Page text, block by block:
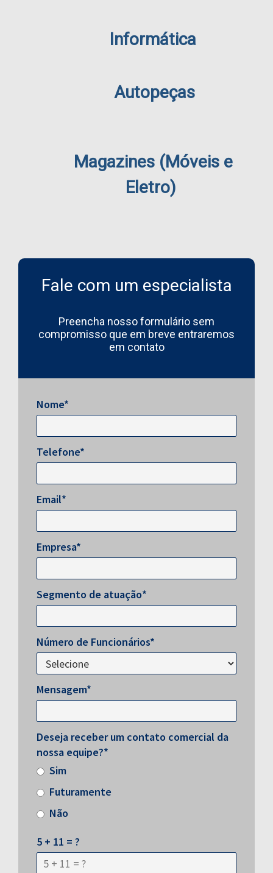
Informática
Autopeças
Magazines (Móveis e
Eletro)
Fale com um especialista
Preencha nosso formulário sem
compromisso que em breve entraremos
em contato
Nome*
Telefone*
Email*
Empresa*
Segmento de atuação*
Número de Funcionários*
Mensagem*
Deseja receber um contato comercial da
nossa equipe?*
Sim
Futuramente
Não
5 + 11 = ?